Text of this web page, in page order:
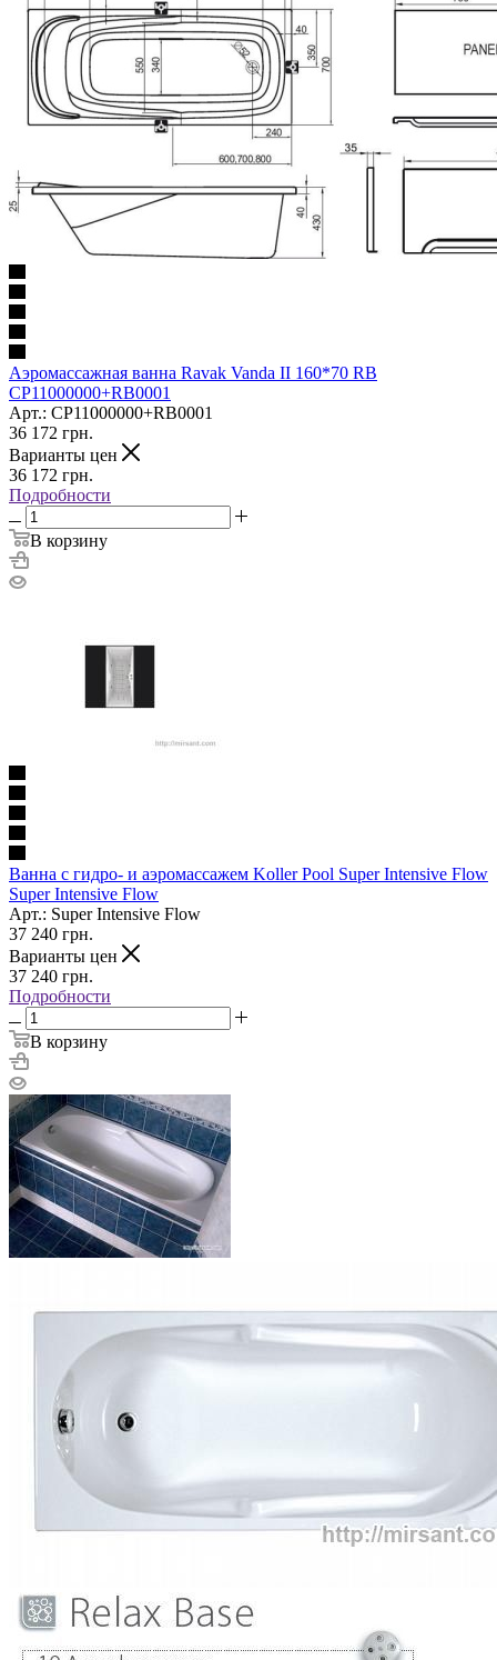
Аэромассажная ванна Ravak Vanda II 160*70 RB
CP11000000+RB0001
Арт.: CP11000000+RB0001
36 172 грн.
Варианты цен
36 172 грн.
Подробности
В корзину
Ванна с гидро- и аэромассажем Koller Pool Super Intensive Flow
Super Intensive Flow
Арт.: Super Intensive Flow
37 240 грн.
Варианты цен
37 240 грн.
Подробности
В корзину